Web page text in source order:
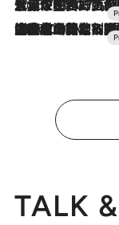
2026.7.17
「土佐和ハーブかき氷」がOMO7高知に登場！生姜、山椒、大葉など目にも舌にも涼を
2026.7.10
NEW OPEN！【界 草津】名湯の地に誕生。趣の異なる2種の温泉と上州ならではの会席・蕎麦割烹など美食を味わう究極の癒やし旅
TALK